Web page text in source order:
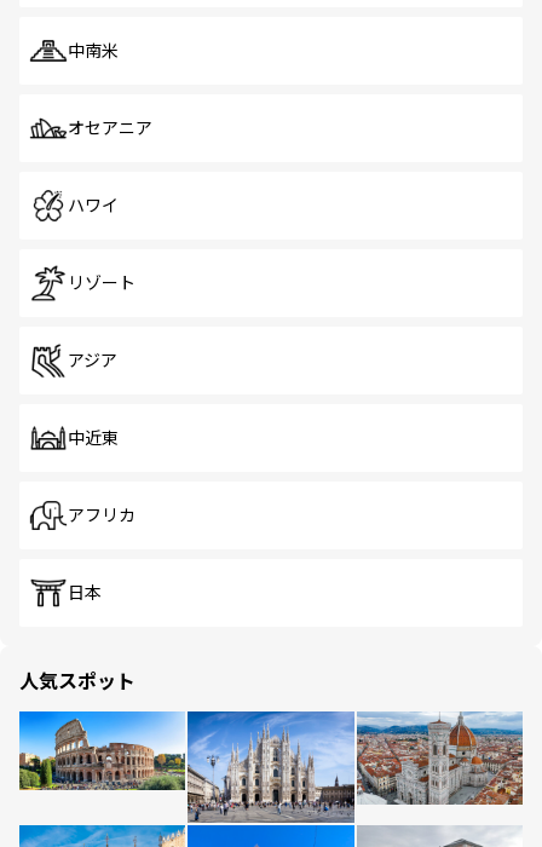
中南米
オセアニア
ハワイ
リゾート
アジア
中近東
アフリカ
日本
人気スポット